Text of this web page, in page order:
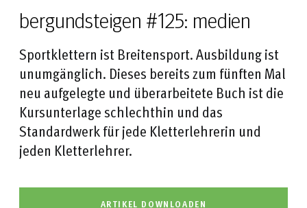
bergundsteigen #125: medien
Sportklettern ist Breitensport. Ausbildung ist
unumgänglich. Dieses bereits zum fünften Mal
neu aufgelegte und überarbeitete Buch ist die
Kursunterlage schlechthin und das
Standardwerk für jede Kletterlehrerin und
jeden Kletterlehrer.
ARTIKEL DOWNLOADEN